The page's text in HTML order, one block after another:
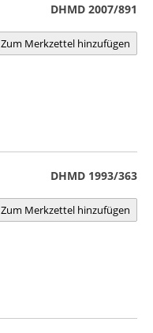
DHMD 2007/891
Zum Merkzettel hinzufügen
DHMD 1993/363
Zum Merkzettel hinzufügen